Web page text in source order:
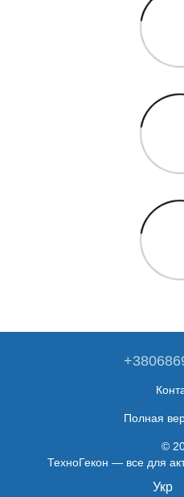
Полная
©
ТехноГекон — все для
Укр